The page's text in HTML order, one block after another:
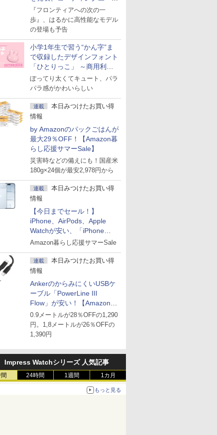
ェント「Muse Code」も
『フロンティアへの次の一
歩』、はるかに高性能なモデル
の登場も予告
小学1年生で習う“かん字”ま
で収録したデザインフォント
「ひとりっこ」 ～商用利用
OK
ぽってり太くてキュート、パラ
パラ感がかわいらしい
連載
本日みつけたお買い得
情報
by Amazonのパックごはんが
最大29％OFF！【Amazon暮
らし応援サマーSale】
災害時などの備えにも！国産米
180g×24個が最安2,978円から
連載
本日みつけたお買い得
情報
【今日までセール！】
iPhone、AirPods、Apple
Watchが安い、「iPhone
Air」256GB版が139,800円な
Amazon暮らし応援サマーSale
連載
本日みつけたお買い得
情報
AnkerのからみにくいUSBケ
ーブル「PowerLine III
Flow」が安い！【Amazon暮
らし応援サマーSale】
0.9メートルが28％OFFの1,290
円。1,8メートルが26％OFFの
1,390円
Impress Watchシリーズ 人気記事
24時間 1週間 1カ月
もっと見る